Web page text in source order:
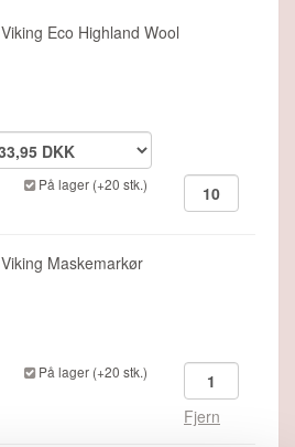
Viking Eco Highland Wool
På lager (+20 stk.)
Viking Maskemarkør
På lager (+20 stk.)
Fjern